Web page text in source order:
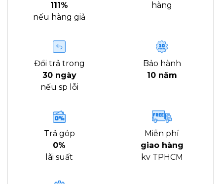
111%
nếu hàng giả
hàng
Đổi trả trong
30 ngày
nếu sp lỗi
Bảo hành
10 năm
Trả góp
0%
lãi suất
Miễn phí
giao hàng
kv TPHCM